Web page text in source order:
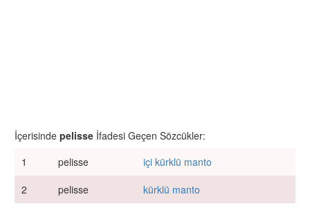
İçerisinde pelisse İfadesi Geçen Sözcükler:
1
pelisse
içi kürklü manto
2
pelisse kürklü manto